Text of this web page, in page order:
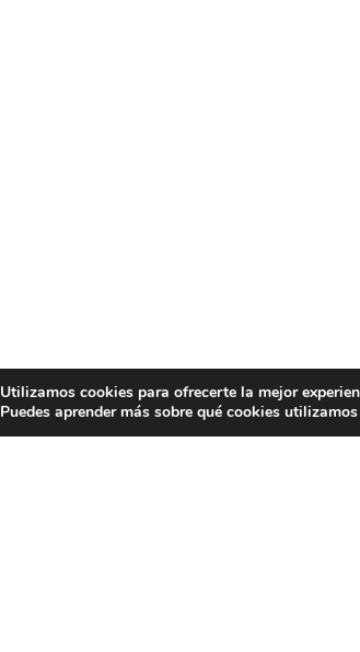
Utilizamos cookies para ofrecerte la mejor
Puedes aprender más sobre qué cookies